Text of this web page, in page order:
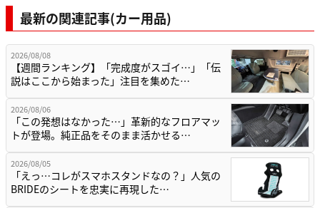
最新の関連記事(カー用品)
2026/08/08
【週間ランキング】「完成度がスゴイ…」「伝
説はここから始まった」注目を集めた…
2026/08/06
「この発想はなかった…」革新的なフロアマッ
トが登場。純正品をそのまま活かせる…
2026/08/05
「えっ…コレがスマホスタンドなの？」人気の
BRIDEのシートを忠実に再現した…